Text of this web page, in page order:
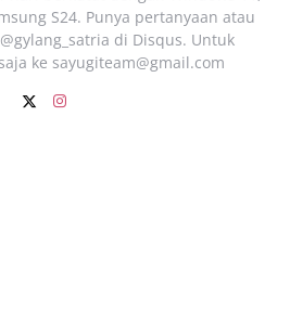
S24. Punya pertanyaan atau
di Disqus. Untuk
ke sayugiteam@gmail.com